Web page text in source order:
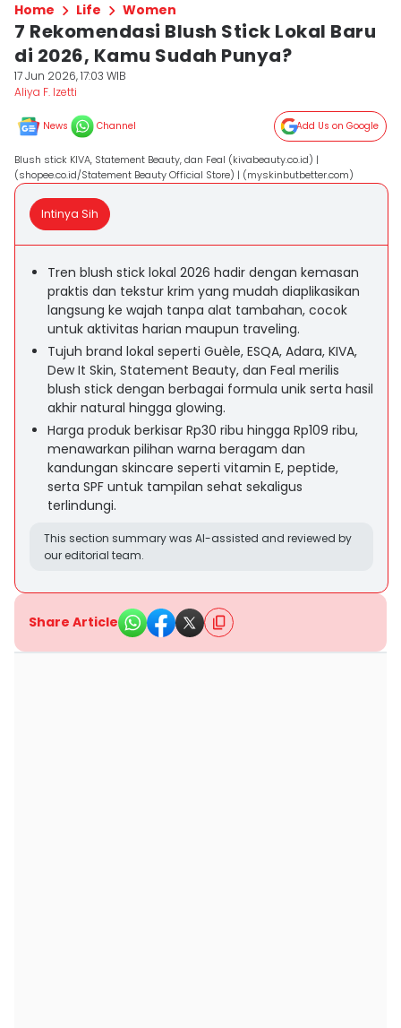
Home Life Women
7 Rekomendasi Blush Stick Lokal Baru
di 2026, Kamu Sudah Punya?
17 Jun 2026, 17:03 WIB
Aliya F. Izetti
News Channel Add Us on Google
Blush stick KIVA, Statement Beauty, dan Feal (kivabeauty.co.id) |
(shopee.co.id/Statement Beauty Official Store) | (myskinbutbetter.com)
Intinya Sih
Tren blush stick lokal 2026 hadir dengan kemasan
praktis dan tekstur krim yang mudah diaplikasikan
langsung ke wajah tanpa alat tambahan, cocok
untuk aktivitas harian maupun traveling.
Tujuh brand lokal seperti Guèle, ESQA, Adara, KIVA,
Dew It Skin, Statement Beauty, dan Feal merilis
blush stick dengan berbagai formula unik serta hasil
akhir natural hingga glowing.
Harga produk berkisar Rp30 ribu hingga Rp109 ribu,
menawarkan pilihan warna beragam dan
kandungan skincare seperti vitamin E, peptide,
serta SPF untuk tampilan sehat sekaligus
terlindungi.
This section summary was AI-assisted and reviewed by
our editorial team.
Share Article